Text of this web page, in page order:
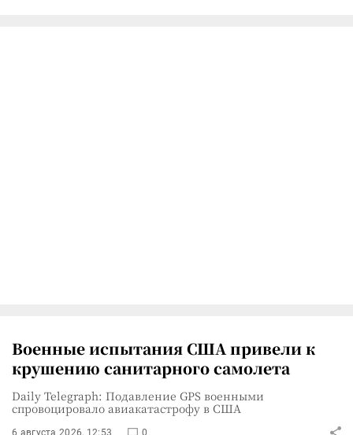
Военные испытания США привели к
крушению санитарного самолета
Daily Telegraph: Подавление GPS военными
спровоцировало авиакатастрофу в США
6 августа 2026, 12:53 0